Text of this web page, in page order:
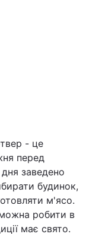
- це
перед
заведено
будинок,
м'ясо.
робити в
має свято.